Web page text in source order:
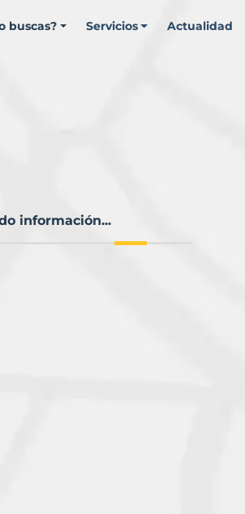
buscas? Servicios Actualidad
información...